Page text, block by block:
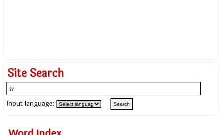
Site Search
Input language: